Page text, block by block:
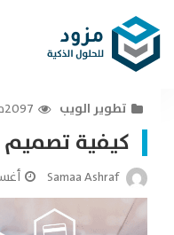
تطوير الويب 2097مشاهدة
كيفية
Samaa Ashraf أغسطس